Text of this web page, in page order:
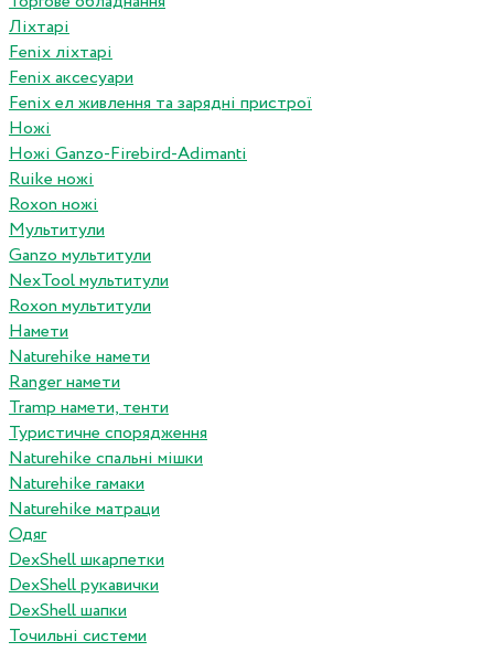
Ліхтарі
Fenix ліхтарі
Fenix аксесуари
Fenix ел живлення та зарядні пристрої
Ножі
Ножі Ganzo-Firebird-Adimanti
Ruike ножі
Roxon ножi
Мультитули
Ganzo мультитули
NexTool мультитули
Roxon мультитули
Намети
Naturehike намети
Ranger намети
Tramp намети, тенти
Туристичне спорядження
Naturehike спальні мішки
Naturehike гамаки
Naturehike матраци
Одяг
DexShell шкарпетки
DexShell рукавички
DexShell шапки
Точильні системи